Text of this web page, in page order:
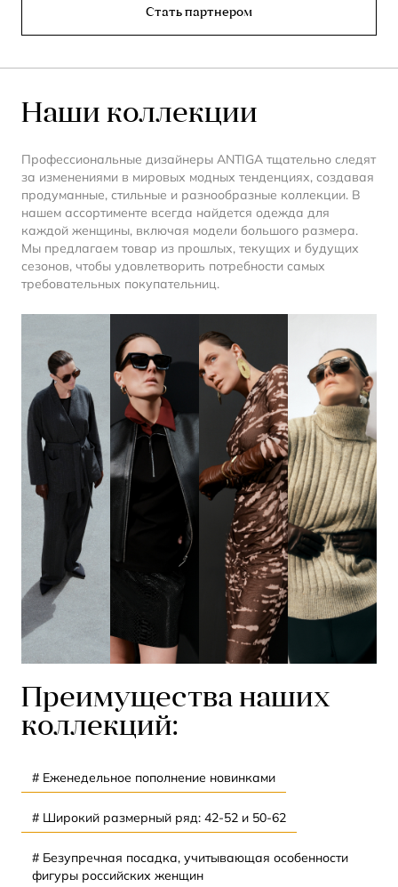
Стать партнером
Наши коллекции
Профессиональные дизайнеры ANTIGA тщательно следят
за изменениями в мировых модных тенденциях, создавая
продуманные, стильные и разнообразные коллекции. В
нашем ассортименте всегда найдется одежда для
каждой женщины, включая модели большого размера.
Мы предлагаем товар из прошлых, текущих и будущих
сезонов, чтобы удовлетворить потребности самых
требовательных покупательниц.
Преимущества наших
коллекций:
# Еженедельное пополнение новинками
# Широкий размерный ряд: 42-52 и 50-62
# Безупречная посадка, учитывающая особенности
фигуры российских женщин